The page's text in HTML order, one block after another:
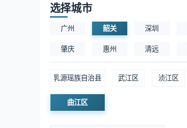
选择城市
广州 韶关 深圳
肇庆 惠州 清远
乳源瑶族自治县 武江区 浈江区
曲江区